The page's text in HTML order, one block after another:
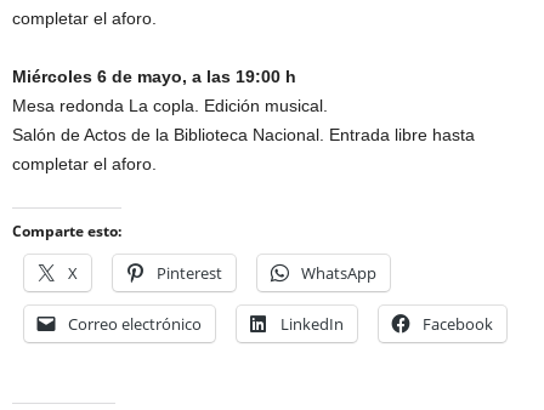
completar el aforo.
Miércoles 6 de mayo, a las 19:00 h
Mesa redonda La copla. Edición musical.
Salón de Actos de la Biblioteca Nacional. Entrada libre hasta
completar el aforo.
Comparte esto:
X Pinterest WhatsApp
Correo electrónico LinkedIn Facebook